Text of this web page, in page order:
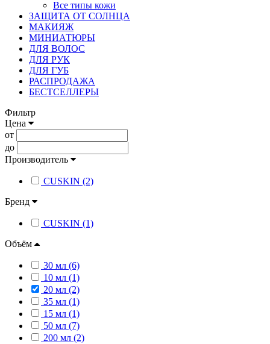
Все типы кожи
ЗАЩИТА ОТ СОЛНЦА
МАКИЯЖ
МИНИАТЮРЫ
ДЛЯ ВОЛОС
ДЛЯ РУК
ДЛЯ ГУБ
РАСПРОДАЖА
БЕСТСЕЛЛЕРЫ
Фильтр
Цена
от
до
Производитель
CUSKIN (2)
Бренд
CUSKIN (1)
Объём
30 мл (6)
10 мл (1)
20 мл (2)
35 мл (1)
15 мл (1)
50 мл (7)
200 мл (2)